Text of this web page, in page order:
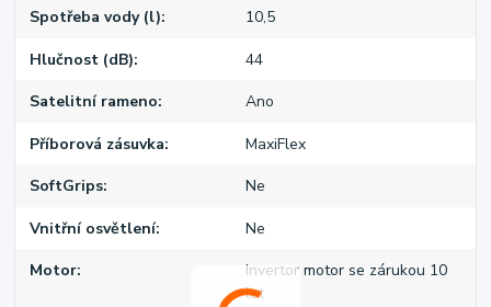
Spotřeba vody (l) 10,5
Hlučnost (dB) 44
Satelitní rameno Ano
Příborová zásuvka MaxiFlex
SoftGrips Ne
Vnitřní osvětlení Ne
Motor
Invertor motor se zárukou 10
let